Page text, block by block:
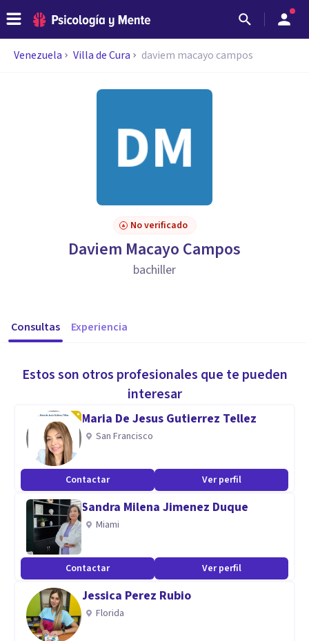
Venezuela Villa de Cura daviem macayo campos
No verificado
Daviem Macayo Campos
bachiller
Consultas Experiencia
Estos son otros profesionales que te pueden
interesar
Maria De Jesus Gutierrez Tellez
San Francisco
Contactar Ver perfil
Sandra Milena Jimenez Duque
Miami
Contactar Ver perfil
Jessica Perez Rubio
Florida